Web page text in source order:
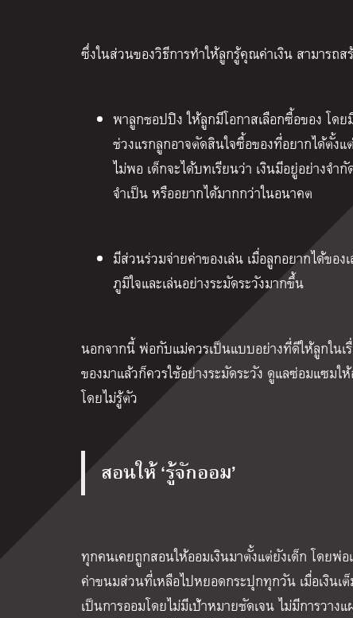
ซึ่งในส่วนของวิธีการทำให้ลูกรู้คุณค่าเงิน สามารถ
พาลูกชอปปิง ให้ลูกมีโอกาสเลือกซื้อของ โด
ช่วงแรกลูกอาจตัดสินใจซื้อของที่อยากได้ตั้ง
ไม่พอ เด็กจะได้บทเรียนว่า เงินมีอยู่อย่างจำ
จำเป็น หรืออยากได้มากกว่าในอนาคต
มีส่วนร่วมจ่ายค่าของเล่น เมื่อลูกอยากได้ขอ
ภูมิใจและเล่นอย่างระมัดระวังมากขึ้น
นอกจากนี้ พ่อกับแม่ควรเป็นแบบอย่างที่ดีให้ลูกในเ
ของมาแล้วก็ควรใช้อย่างระมัดระวัง ดูแลซ่อมแซ
โดยไม่รู้ตัว
สอนให้ ‘รู้จักออม’
ทุกคนเคยถูกสอนให้ออมเงินมาตั้งแต่ยังเด็ก โดยพ่
ค่าขนมส่วนที่เหลือไปหยอดกระปุกทุกวัน เมื่อเงินเ
เป็นการออมโดยไม่มีเป้าหมายชัดเจน ไม่มีการวาง